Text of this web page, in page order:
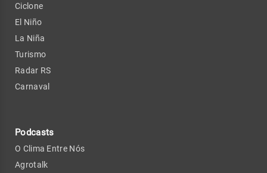
Ciclone
El Niño
La Niña
Turismo
Radar RS
Carnaval
Podcasts
O Clima Entre Nós
Agrotalk